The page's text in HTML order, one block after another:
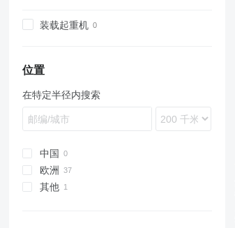
SDR
SW
TXC
SCF
SKO
SPR
SW
SPA
SZ
47
装载起重机
位置
在特定半径内搜索
中国
欧洲
其他